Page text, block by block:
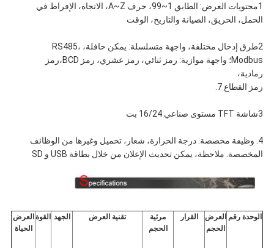
1محتويات العرض: الطابق 1~99، حرف A~Z، الاتجاه، الإفراط في
الحمل، الحريق، الصيانة والتاريخ، الوقت
2طرق إدخال مختلفة، واجهة متسلسلة: يمكن حافلة، RS485،
Modbus؛ واجهة موازية: رمز ثنائي، رمز عشري، رمز BCD،رمز
رمادية،
رمز القطاع 7.
3شاشة TFT مستوى صناعي 16/24 بت
4. وظيفة مخصصة: درجة الحرارة، شعار، تحميل وغيرها من الوظائف
المخصصة. ملاحظة، يمكن تحديث الإعلان من خلال بطاقة USB و SD
الوحدة رقم العرض
الحجم
القرار
مرئية
الحجم
تقنية العرض الجهد القوة العرض
الحياة